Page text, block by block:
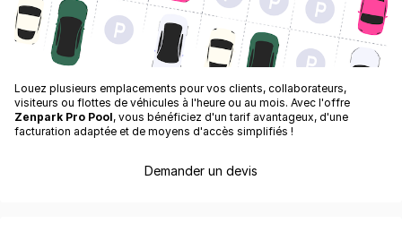
Louez plusieurs emplacements pour vos clients, collaborateurs,
visiteurs ou flottes de véhicules à l'heure ou au mois. Avec l'offre
Zenpark Pro Pool, vous bénéficiez d'un tarif avantageux, d'une
facturation adaptée et de moyens d'accès simplifiés !
Demander un devis